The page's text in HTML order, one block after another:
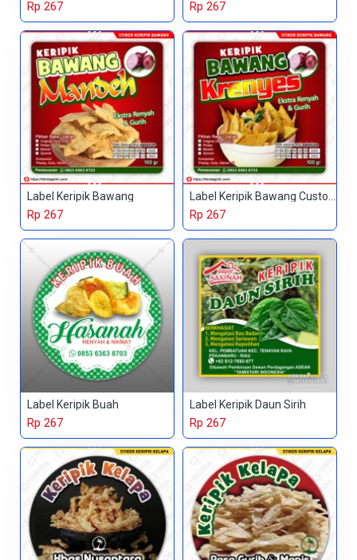
Rp 267 Rp 267
Label Keripik Bawang
Rp 267
Label Keripik Bawang Custom
Rp 267
Label Keripik Buah
Rp 267
Label Keripik Daun Sirih
Rp 267